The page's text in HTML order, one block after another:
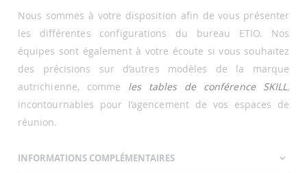
Nous sommes à votre disposition afin de vous présenter
les différentes configurations du bureau ETIO. Nos
équipes sont également à votre écoute si vous souhaitez
des précisions sur d’autres modèles de la marque
autrichienne, comme les tables de conférence SKILL,
incontournables pour l’agencement de vos espaces de
réunion.
INFORMATIONS COMPLÉMENTAIRES